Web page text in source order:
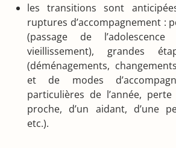
les transitions sont
ruptures d’accompagnement :
(passage de
vieillissement), grandes
(déménagements,
et de modes
particulières de l’année, perte
proche, d’un aidant, d’une
etc.).